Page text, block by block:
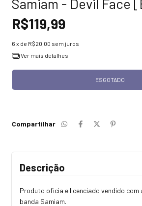
Samiam - Devil Face
R$119,99
6 x de R$20,00 sem juros
Ver mais detalhes
Compartilhar
Descrição
Produto oficia e licenciado vendido com
banda Samiam.